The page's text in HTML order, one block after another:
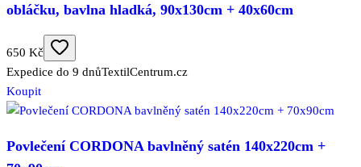
obláčku, bavlna hladká, 90x130cm + 40x60cm
650 Kč
Expedice do 9 dnůTextilCentrum.cz
Koupit
Povlečení CORDONA bavlněný satén 140x220cm +